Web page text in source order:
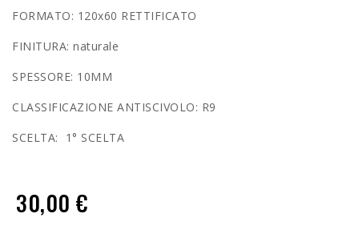
FORMATO: 120x60 RETTIFICATO
FINITURA: naturale
SPESSORE: 10MM
CLASSIFICAZIONE ANTISCIVOLO: R9
SCELTA: 1° SCELTA
30,00 €